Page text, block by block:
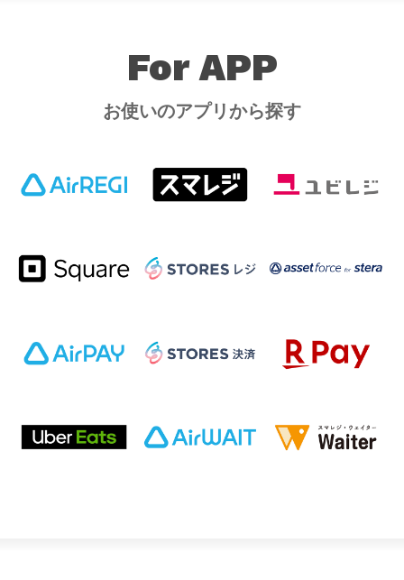
For APP
お使いのアプリから探す